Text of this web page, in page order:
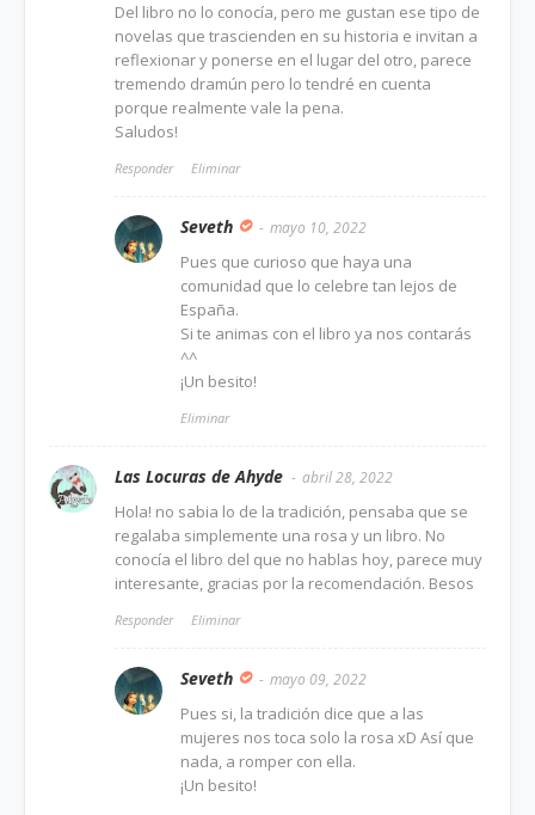
Del libro no lo conocía, pero me gustan ese tipo de
novelas que trascienden en su historia e invitan a
reflexionar y ponerse en el lugar del otro, parece
tremendo dramún pero lo tendré en cuenta
porque realmente vale la pena.
Saludos!
Responder Eliminar
Seveth mayo 10, 2022
Pues que curioso que haya una
comunidad que lo celebre tan lejos de
España.
Si te animas con el libro ya nos contarás
^^
¡Un besito!
Eliminar
Las Locuras de Ahyde abril 28, 2022
Hola! no sabia lo de la tradición, pensaba que se
regalaba simplemente una rosa y un libro. No
conocía el libro del que no hablas hoy, parece muy
interesante, gracias por la recomendación. Besos
Responder Eliminar
Seveth mayo 09, 2022
Pues si, la tradición dice que a las
mujeres nos toca solo la rosa xD Así que
nada, a romper con ella.
¡Un besito!